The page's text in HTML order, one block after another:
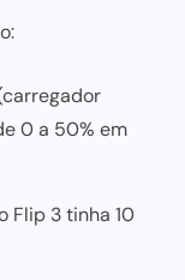
0 a 50% em
Flip 3 tinha 10